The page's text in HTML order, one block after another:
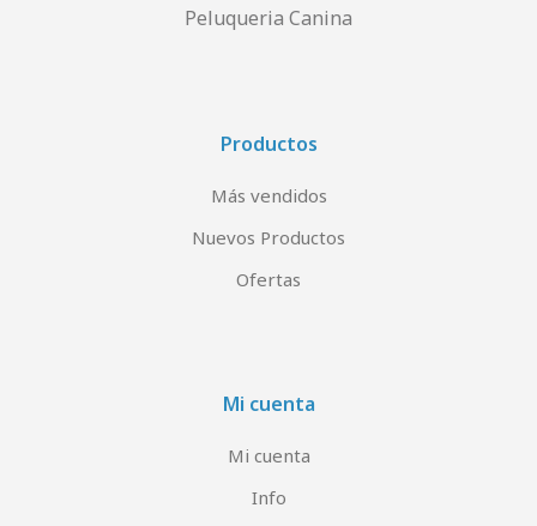
Peluqueria Canina
Productos
Más vendidos
Nuevos Productos
Ofertas
Mi cuenta
Mi cuenta
Info